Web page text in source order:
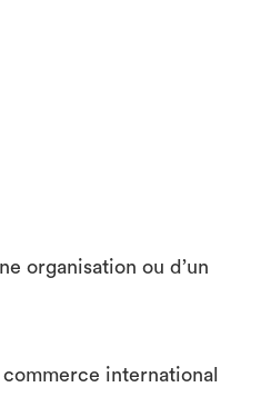
organisation ou d’un
international